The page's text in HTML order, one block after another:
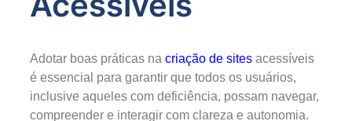
Adotar boas práticas na criação de sites acessíveis
é essencial para garantir que todos os usuários,
inclusive aqueles com deficiência, possam navegar,
compreender e interagir com clareza e autonomia.